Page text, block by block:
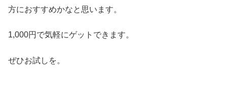
方におすすめかなと思います。
1,000円で気軽にゲットできます。
ぜひお試しを。